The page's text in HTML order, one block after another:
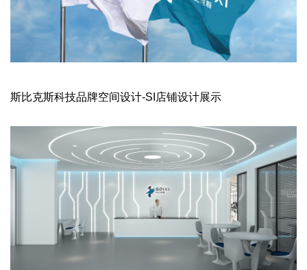
斯比克斯科技品牌空间设计-SI店铺设计展示